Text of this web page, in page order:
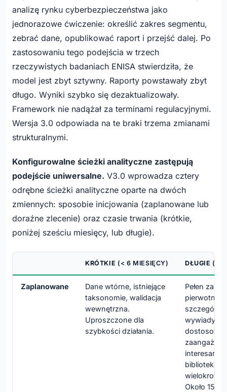
analizę rynku cyberbezpieczeństwa jako
jednorazowe ćwiczenie: określić zakres segmentu,
zebrać dane, opublikować raport i przejść dalej. Po
zastosowaniu tego podejścia w trzech
rzeczywistych badaniach ENISA stwierdziła, że
model jest zbyt sztywny. Raporty powstawały zbyt
długo. Wyniki szybko się dezaktualizowały.
Framework nie nadążał za terminami regulacyjnymi.
Wersja 3.0 odpowiada na te braki trzema zmianami
strukturalnymi.
Konfigurowalne ścieżki analityczne zastępują
podejście uniwersalne. V3.0 wprowadza cztery
odrębne ścieżki analityczne oparte na dwóch
zmiennych: sposobie inicjowania (zaplanowane lub
doraźne zlecenie) oraz czasie trwania (krótkie,
poniżej sześciu miesięcy, lub długie).
KRÓTKIE (< 6 MIESIĘCY) DŁUGIE (> 6
Zaplanowane
Dane wtórne, istniejące
taksonomie, walidacja
wewnętrzna.
Uproszczone dla
szybkości działania.
Pełen
pierwotne i
wywiady,
biblioteki
Około 15